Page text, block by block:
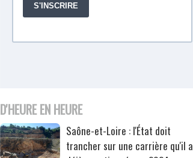
D'HEURE EN HEURE
Saône-et-Loire : l'État doit
trancher sur une carrière qu'il a